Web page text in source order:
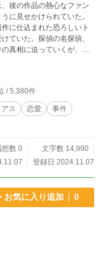
彼の作品の熱心なファン
に見せかけられていた。
に仕込まれた恐ろしいト
ていた。探偵の名探偵、
真相に迫っていくが、次
ていく。果たして、彼は
ことができるのか？
/ 5,380件
ス 恋愛
事件
想数 0
文字数 14,990
登録日 2024.11.07
お気に入り追加 0